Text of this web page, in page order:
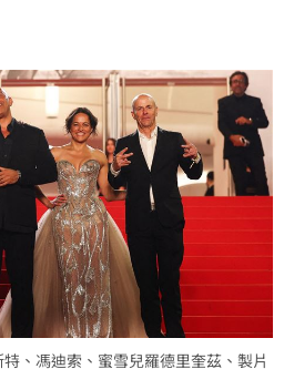
、馮迪索、蜜雪兒羅德里奎茲、製片